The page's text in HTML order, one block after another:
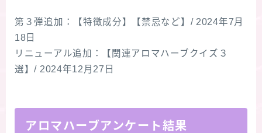
第３弾追加：【特徴成分】【禁忌など】/ 2024年7月
18日
リニューアル追加：【関連アロマハーブクイズ３
選】/ 2024年12月27日
アロマハーブアンケート結果